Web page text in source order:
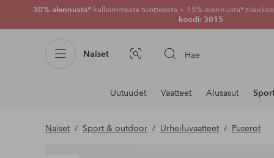
30% alennusta* kalleimmasta tuotteesta + 15% alennusta*
koodi: 3015
Naiset Kuvahaku Hae
Navigointi
osastoilla
Uutuudet Vaatteet Alusasut
Naiset Sport & outdoor Urheiluvaatteet Puserot